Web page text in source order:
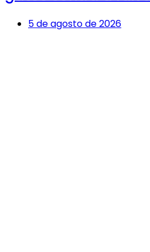
5 de agosto de 2026